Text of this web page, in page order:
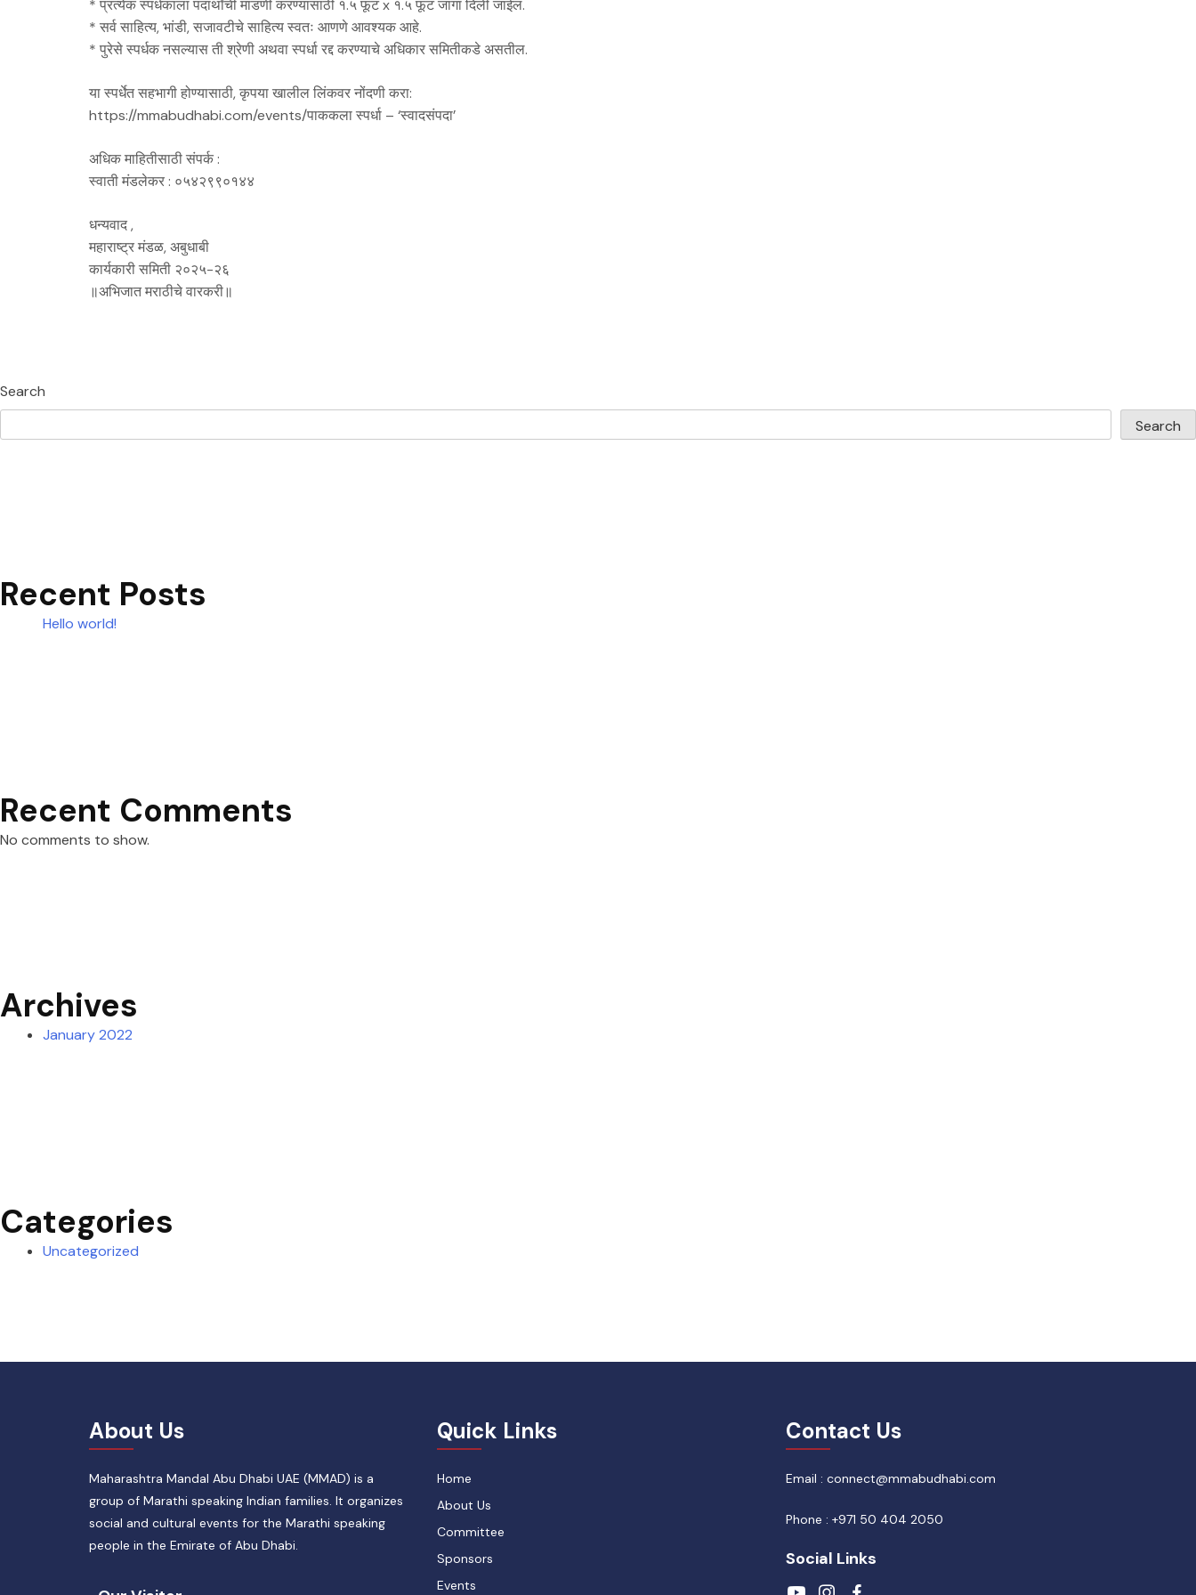
* प्रत्येक स्पर्धकाला पदार्थांची मांडणी करण्यासाठी १.५ फूट x १.५ फूट जागा दिली जाईल.
* सर्व साहित्य, भांडी, सजावटीचे साहित्य स्वतः आणणे आवश्यक आहे.
* पुरेसे स्पर्धक नसल्यास ती श्रेणी अथवा स्पर्धा रद्द करण्याचे अधिकार समितीकडे असतील.
या स्पर्धेत सहभागी होण्यासाठी, कृपया खालील लिंकवर नोंदणी करा:
https://mmabudhabi.com/events/पाककला स्पर्धा – ‘स्वादसंपदा’
अधिक माहितीसाठी संपर्क :
स्वाती मंडलेकर : ०५४२९९०१४४
धन्यवाद ,
महाराष्ट्र मंडळ, अबुधाबी
कार्यकारी समिती २०२५-२६
॥अभिजात मराठीचे वारकरी॥
Search
Search
Recent Posts
Hello world!
Recent Comments
No comments to show.
Archives
January 2022
Categories
Uncategorized
About Us
Maharashtra Mandal Abu Dhabi UAE (MMAD) is a
group of Marathi speaking Indian families. It organizes
social and cultural events for the Marathi speaking
people in the Emirate of Abu Dhabi.
Quick Links
Home
About Us
Committee
Sponsors
Events
Contact Us
Email : connect@mmabudhabi.com
Phone : +971 50 404 2050
Social Links